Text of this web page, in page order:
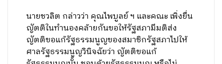
นายชวลิต กล่าวว่า คุณไพบูลย์ ฯ และคณะ เพิ่งยื่น
ญัตติในทำนองคล้ายกันขอให้รัฐสภามีมติส่ง
ญัตติขอแก้รัฐธรรมนูญของสมาชิกรัฐสภาไปให้
ศาลรัฐธรรมนูญวินิจฉัยว่า ญัตติขอแก้